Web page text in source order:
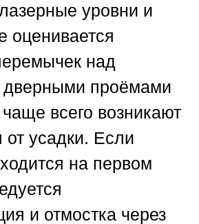
уровни и
оценивается
над
проёмами
всего возникают
усадки. Если
на первом
и отмостка через